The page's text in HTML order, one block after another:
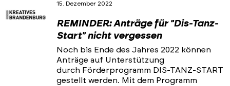
15. Dezember 2022
REMINDER: Anträge für "Dis-Tanz-
Start" nicht vergessen
Noch bis Ende des Jahres 2022 können
Anträge auf Unterstützung
durch Förderprogramm DIS-TANZ-START
gestellt werden. Mit dem Programm